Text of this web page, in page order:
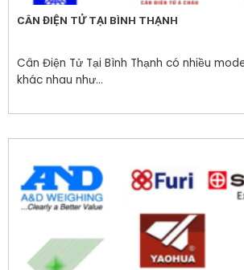
CÂN ĐIỆN TỬ TẠI BÌNH THẠNH
Cân Điện Tử Tại Bình Thạnh có nhiều
khác nhau như...